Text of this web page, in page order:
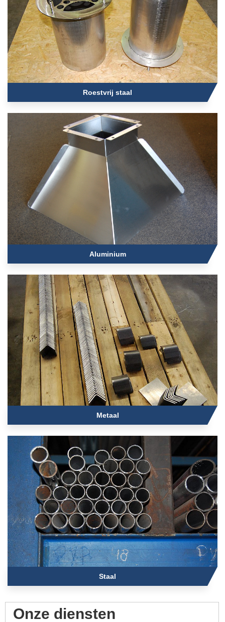
Roestvrij staal
Aluminium
Metaal
Staal
Onze diensten